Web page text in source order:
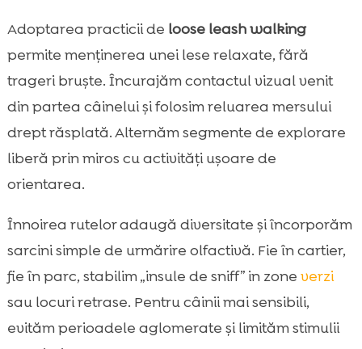
Adoptarea practicii de loose leash walking
permite menținerea unei lese relaxate, fără
trageri bruște. Încurajăm contactul vizual venit
din partea câinelui și folosim reluarea mersului
drept răsplată. Alternăm segmente de explorare
liberă prin miros cu activități ușoare de
orientarea.
Înnoirea rutelor adaugă diversitate și încorporăm
sarcini simple de urmărire olfactivă. Fie în cartier,
fie în parc, stabilim „insule de sniff” in zone verzi
sau locuri retrase. Pentru câinii mai sensibili,
evităm perioadele aglomerate și limităm stimulii